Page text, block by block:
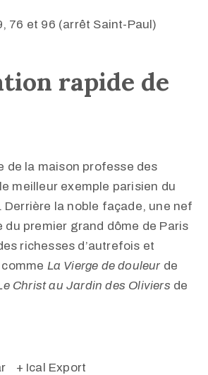
76 et 96 (arrêt Saint-Paul)
rapide de
de la maison professe des
meilleur exemple parisien du
Derrière la noble façade, une nef
du premier grand dôme de Paris
richesses d’autrefois et
La Vierge de douleur de
Christ au Jardin des Oliviers de
+ Ical Export